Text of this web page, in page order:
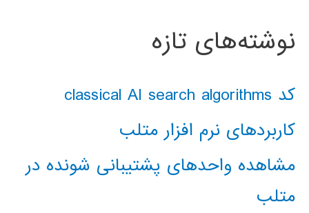
نوشته‌های تازه
کد classical AI search algorithms
کاربردهای نرم افزار متلب
مشاهده واحدهای پشتیبانی شونده در
متلب